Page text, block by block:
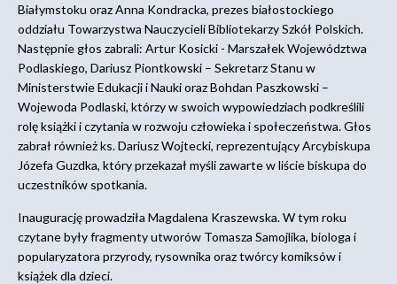
Białymstoku oraz Anna Kondracka, prezes białostockiego
oddziału Towarzystwa Nauczycieli Bibliotekarzy Szkół Polskich.
Następnie głos zabrali: Artur Kosicki - Marszałek Województwa
Podlaskiego, Dariusz Piontkowski – Sekretarz Stanu w
Ministerstwie Edukacji i Nauki oraz Bohdan Paszkowski –
Wojewoda Podlaski, którzy w swoich wypowiedziach podkreślili
rolę książki i czytania w rozwoju człowieka i społeczeństwa. Głos
zabrał również ks. Dariusz Wojtecki, reprezentujący Arcybiskupa
Józefa Guzdka, który przekazał myśli zawarte w liście biskupa do
uczestników spotkania.
Inaugurację prowadziła Magdalena Kraszewska. W tym roku
czytane były fragmenty utworów Tomasza Samojlika, biologa i
popularyzatora przyrody, rysownika oraz twórcy komiksów i
książek dla dzieci.